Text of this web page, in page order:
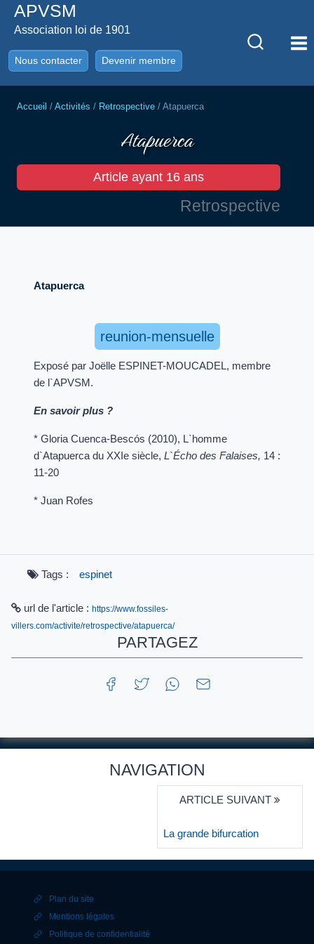
AllerAPVSM
Association loi de 1901
Nous contacter Devenir membre
Accueil / Activités / Retrospective / Atapuerca
Atapuerca
Article ayant 16 ans
Retrospective
Atapuerca
reunion-mensuelle
Exposé par Joëlle ESPINET-MOUCADEL, membre
de l`APVSM.
En savoir plus ?
* Gloria Cuenca-Bescós (2010), L`homme
d`Atapuerca du XXIe siècle, L`Écho des Falaises, 14 :
11-20
* Juan Rofes
Tags : espinet
url de l'article : https://www.fossiles-
villers.com/activite/retrospective/atapuerca/
PARTAGEZ
NAVIGATION
ARTICLE SUIVANT
La grande bifurcation
Plan du site
Mentions légales
Politique de confidentialité